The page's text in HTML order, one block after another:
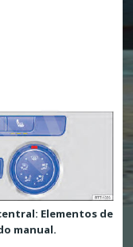
Elementos de
manual.